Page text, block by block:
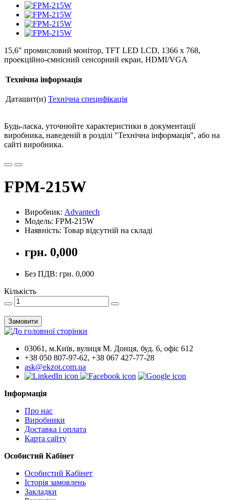
15,6" промисловий монітор, TFT LED LCD, 1366 x 768,
проекційно-ємнісний сенсорний екран, HDMI/VGA
Технічна інформація
Даташит(и) Технічна специфікація
Будь-ласка, уточнюйте характеристики в документації
виробника, наведеній в розділі "Технічна інформація", або на
сайті виробника.
FPM-215W
Виробник: Advantech
Модель: FPM-215W
Наявність: Товар відсутній на складі
грн. 0,000
Без ПДВ: грн. 0,000
Кількість
Замовити
03061, м.Київ, вулиця М. Донця, буд. 6, офіс 612
+38 050 807-97-62, +38 067 427-77-28
ask@ekzot.com.ua
Інформація
Про нас
Виробники
Доставка і оплата
Карта сайту
Особистий Кабінет
Особистий Кабінет
Історія замовлень
Закладки